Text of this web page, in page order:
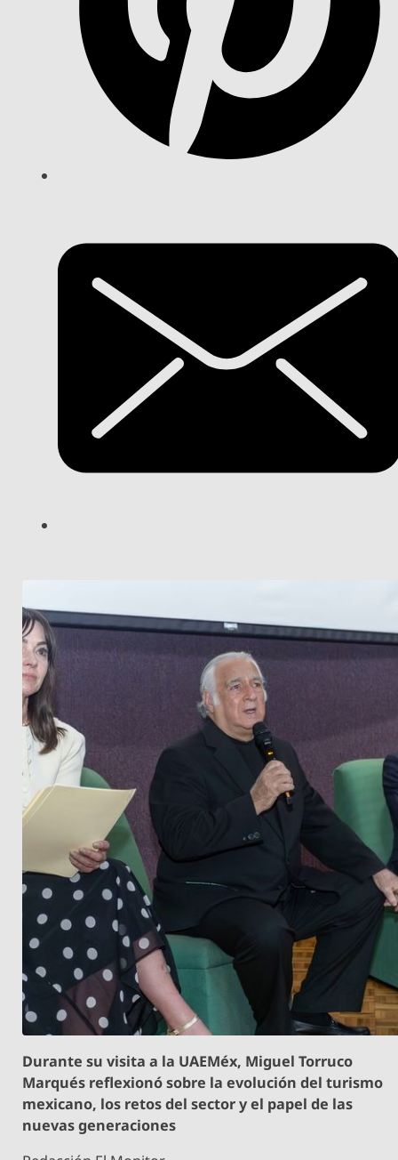
Durante su visita a la UAEMéx, Miguel Torruco
Marqués reflexionó sobre la evolución del turismo
mexicano, los retos del sector y el papel de las
nuevas generaciones